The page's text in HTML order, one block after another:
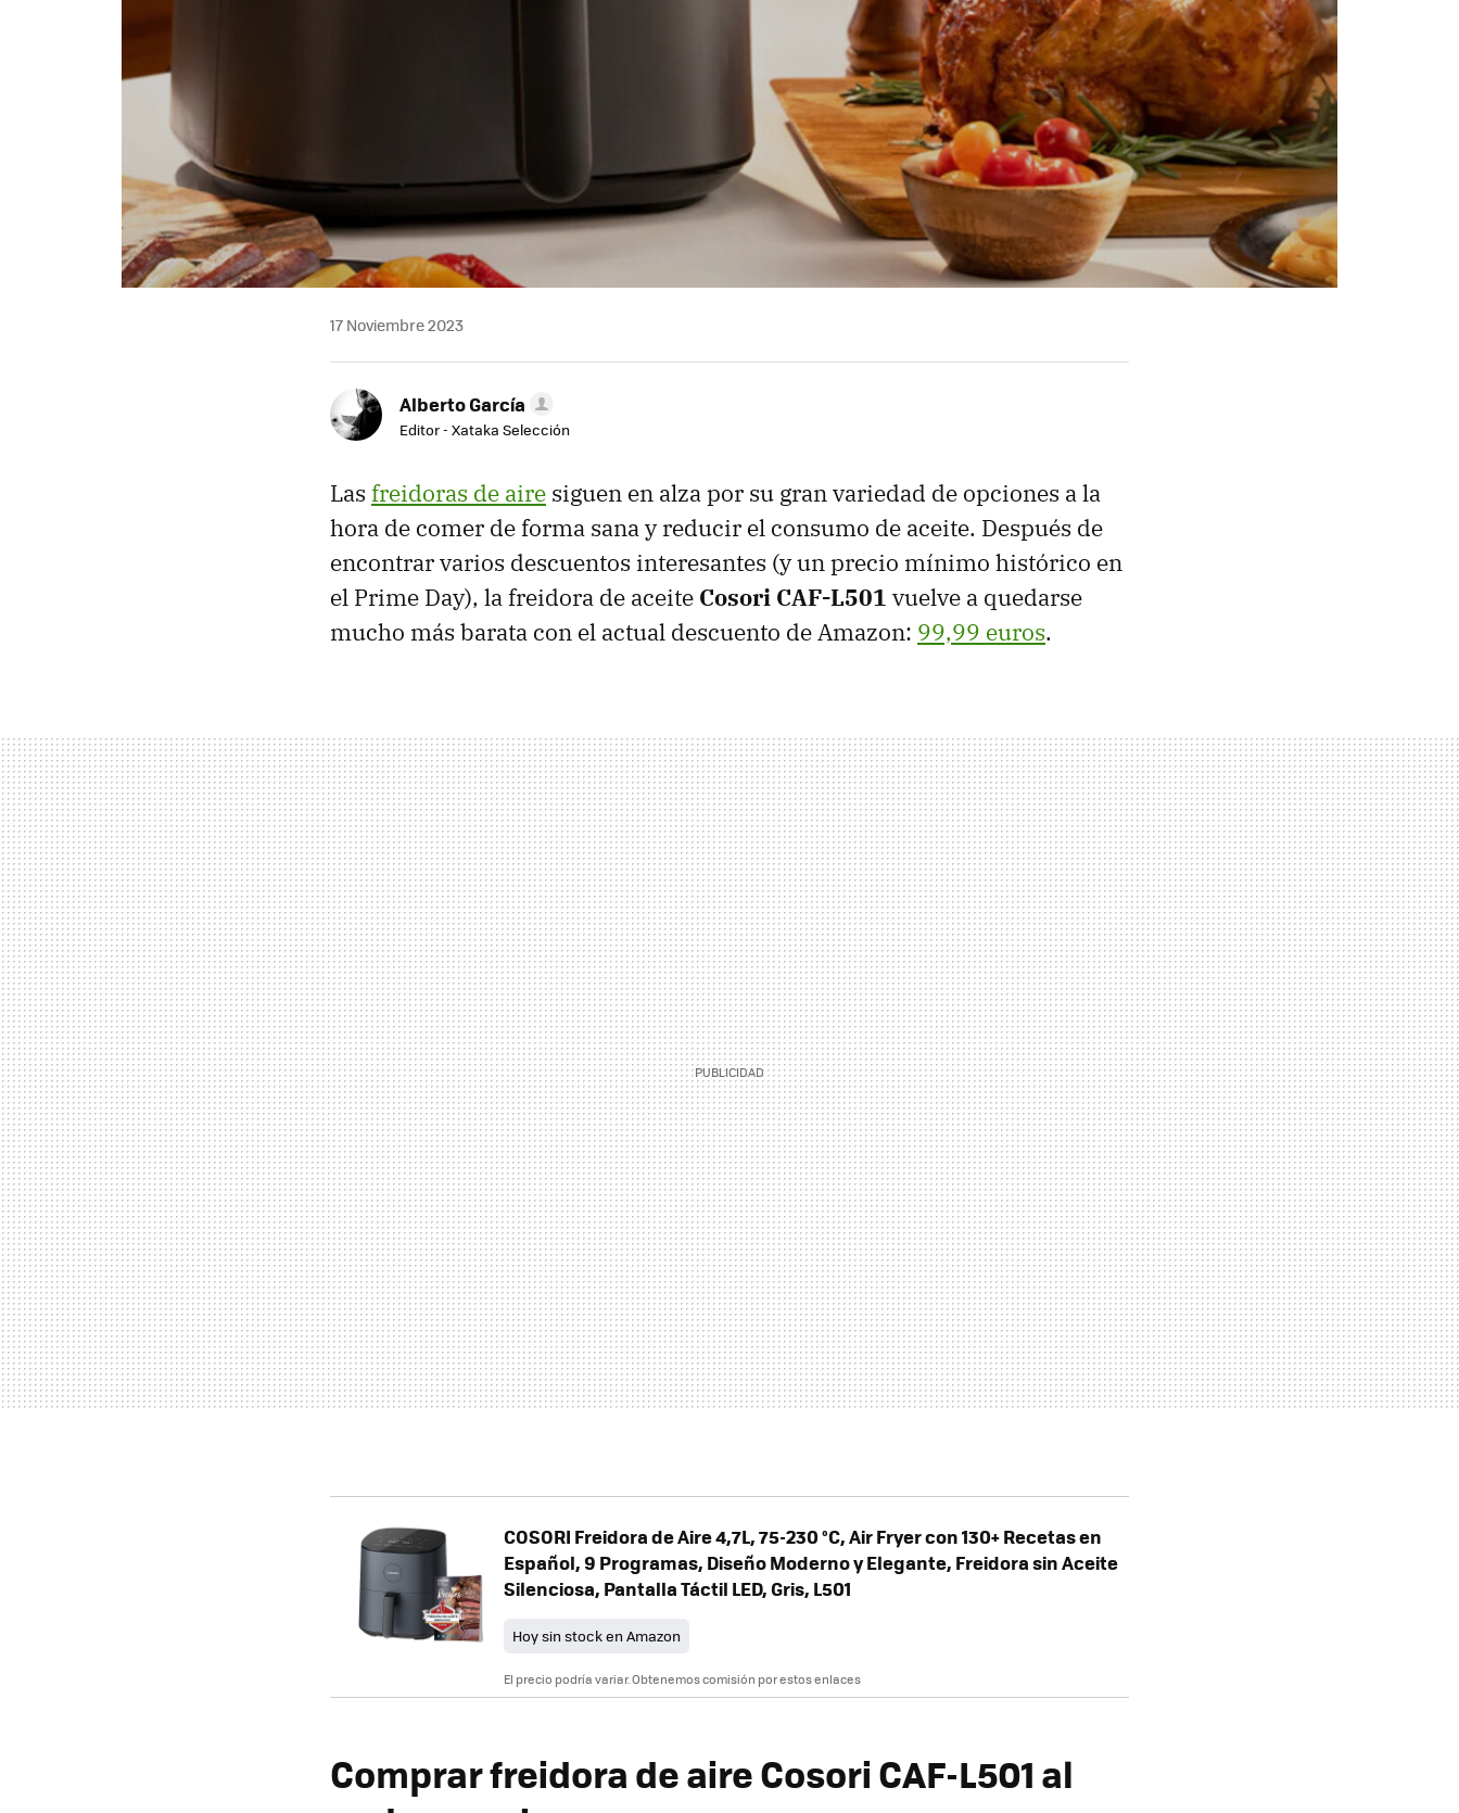
17 Noviembre 2023
Alberto García
Editor - Xataka Selección
Las freidoras de aire siguen en alza por su gran variedad de opciones a la
hora de comer de forma sana y reducir el consumo de aceite. Después de
encontrar varios descuentos interesantes (y un precio mínimo histórico en
el Prime Day), la freidora de aceite Cosori CAF-L501 vuelve a quedarse
mucho más barata con el actual descuento de Amazon: 99,99 euros.
COSORI Freidora de Aire 4,7L, 75-230 °C, Air Fryer con 130+ Recetas en
Español, 9 Programas, Diseño Moderno y Elegante, Freidora sin Aceite
Silenciosa, Pantalla Táctil LED, Gris, L501
Hoy sin stock en Amazon
El precio podría variar. Obtenemos comisión por estos enlaces
Comprar freidora de aireCosori CAF-L501 al